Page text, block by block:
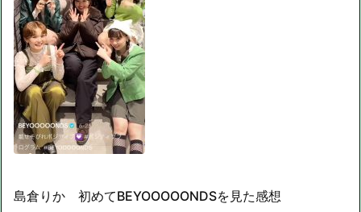
島倉りか 初めてBEYOOOOONDSを見た感想